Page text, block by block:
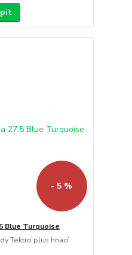
- 5 %
Blue Turquoise
Tektro plus hnací